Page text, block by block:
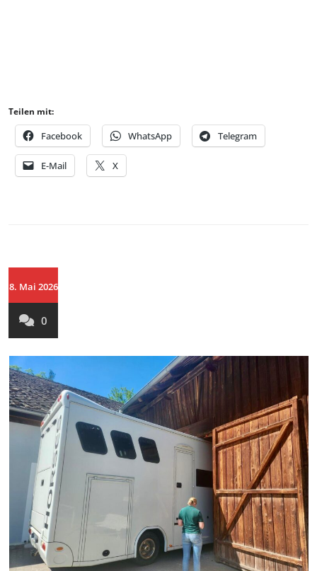
Teilen mit:
Facebook WhatsApp Telegram
E-Mail X
8. Mai 2026
0